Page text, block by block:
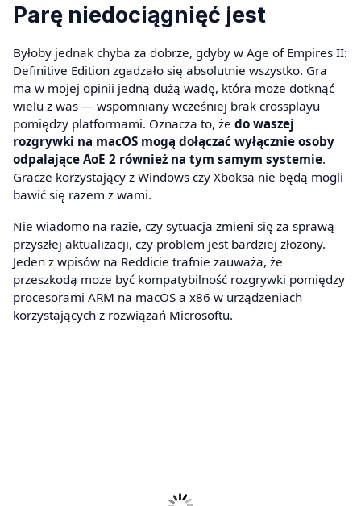
Parę niedociągnięć jest
Byłoby jednak chyba za dobrze, gdyby w Age of Empires II:
Definitive Edition zgadzało się absolutnie wszystko. Gra
ma w mojej opinii jedną dużą wadę, która może dotknąć
wielu z was — wspomniany wcześniej brak crossplayu
pomiędzy platformami. Oznacza to, że do waszej
rozgrywki na macOS mogą dołączać wyłącznie osoby
odpalające AoE 2 również na tym samym systemie.
Gracze korzystający z Windows czy Xboksa nie będą mogli
bawić się razem z wami.
Nie wiadomo na razie, czy sytuacja zmieni się za sprawą
przyszłej aktualizacji, czy problem jest bardziej złożony.
Jeden z wpisów na Reddicie trafnie zauważa, że
przeszkodą może być kompatybilność rozgrywki pomiędzy
procesorami ARM na macOS a x86 w urządzeniach
korzystających z rozwiązań Microsoftu.